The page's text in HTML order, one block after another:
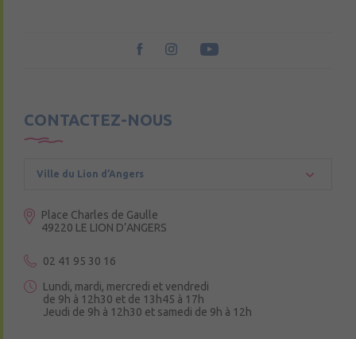
CONTACTEZ-NOUS
Ville du Lion d’Angers
Place Charles de Gaulle
49220 LE LION D’ANGERS
02 41 95 30 16
Lundi, mardi, mercredi et vendredi
de 9h à 12h30 et de 13h45 à 17h
Jeudi de 9h à 12h30 et samedi de 9h à 12h